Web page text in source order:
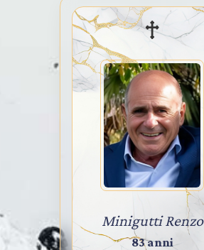
Minigutti Renzo
83 anni